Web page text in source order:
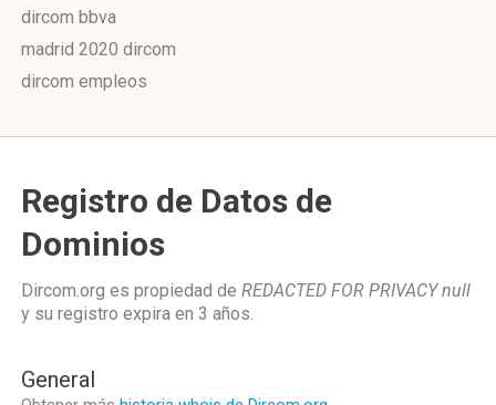
dircom bbva
madrid 2020 dircom
dircom empleos
Registro de Datos de
Dominios
Dircom.org es propiedad de REDACTED FOR PRIVACY null
y su registro expira en 3 años.
General